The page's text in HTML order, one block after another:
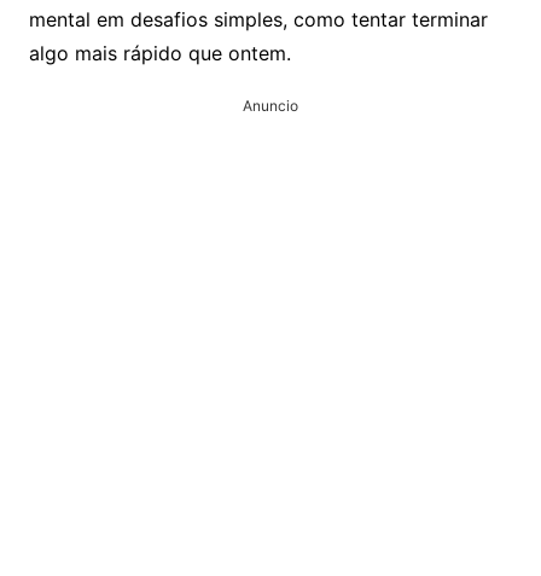
mental em desafios simples, como tentar terminar
algo mais rápido que ontem.
Anuncio